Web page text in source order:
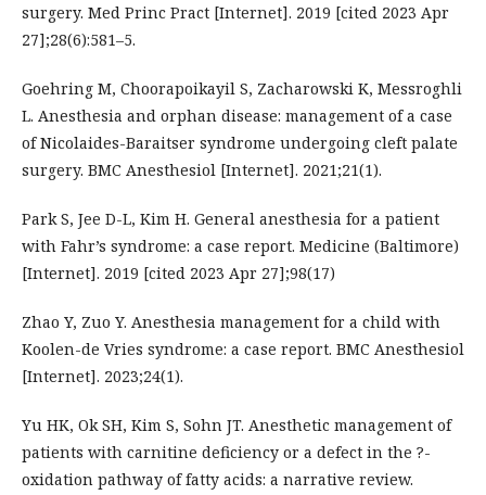
surgery. Med Princ Pract [Internet]. 2019 [cited 2023 Apr
27];28(6):581–5.
Goehring M, Choorapoikayil S, Zacharowski K, Messroghli
L. Anesthesia and orphan disease: management of a case
of Nicolaides-Baraitser syndrome undergoing cleft palate
surgery. BMC Anesthesiol [Internet]. 2021;21(1).
Park S, Jee D-L, Kim H. General anesthesia for a patient
with Fahr’s syndrome: a case report. Medicine (Baltimore)
[Internet]. 2019 [cited 2023 Apr 27];98(17)
Zhao Y, Zuo Y. Anesthesia management for a child with
Koolen-de Vries syndrome: a case report. BMC Anesthesiol
[Internet]. 2023;24(1).
Yu HK, Ok SH, Kim S, Sohn JT. Anesthetic management of
patients with carnitine deficiency or a defect in the ?-
oxidation pathway of fatty acids: a narrative review.